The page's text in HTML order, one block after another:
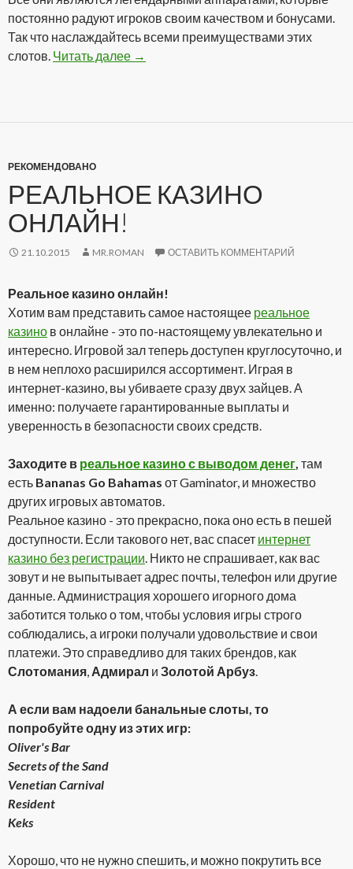
постоянно радуют игроков своим качеством и бонусами.
Так что наслаждайтесь всеми преимуществами этих
слотов. Читать далее Аппараты онлайн на реальные
→
РЕКОМЕНДОВАНО
РЕАЛЬНОЕ КАЗИНО
ОНЛАЙН!
21.10.2015 MR.ROMAN ОСТАВИТЬ КОММЕНТАРИЙ
Реальное казино онлайн!
Хотим вам представить самое настоящее реальное
казино в онлайне - это по-настоящему увлекательно и
интересно. Игровой зал теперь доступен круглосуточно, и
в нем неплохо расширился ассортимент. Играя в
интернет-казино, вы убиваете сразу двух зайцев. А
именно: получаете гарантированные выплаты и
уверенность в безопасности своих средств.
Заходите в реальное казино с выводом денег, там
есть Bananas Go Bahamas от Gaminator, и множество
других игровых автоматов.
Реальное казино - это прекрасно, пока оно есть в пешей
доступности. Если такового нет, вас спасет интернет
казино без регистрации. Никто не спрашивает, как вас
зовут и не выпытывает адрес почты, телефон или другие
данные. Администрация хорошего игорного дома
заботится только о том, чтобы условия игры строго
соблюдались, а игроки получали удовольствие и свои
платежи. Это справедливо для таких брендов, как
Слотомания, Адмирал и Золотой Арбуз.
А если вам надоели банальные слоты, то
попробуйте одну из этих игр:
Oliver's Bar
Secrets of the Sand
Venetian Carnival
Resident
Keks
Хорошо, что не нужно спешить, и можно покрутить все